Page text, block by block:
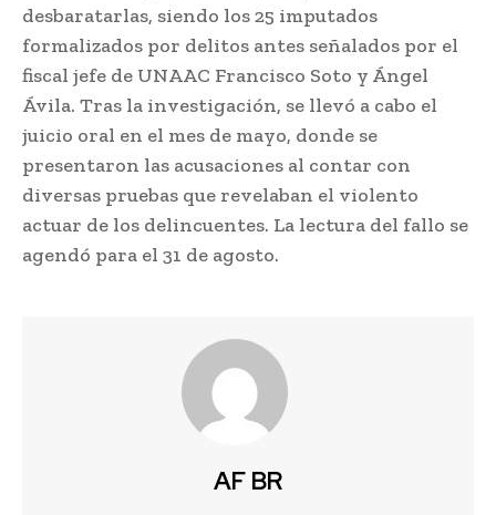
desbaratarlas, siendo los 25 imputados
formalizados por delitos antes señalados por el
fiscal jefe de UNAAC Francisco Soto y Ángel
Ávila. Tras la investigación, se llevó a cabo el
juicio oral en el mes de mayo, donde se
presentaron las acusaciones al contar con
diversas pruebas que revelaban el violento
actuar de los delincuentes. La lectura del fallo se
agendó para el 31 de agosto.
AF BR